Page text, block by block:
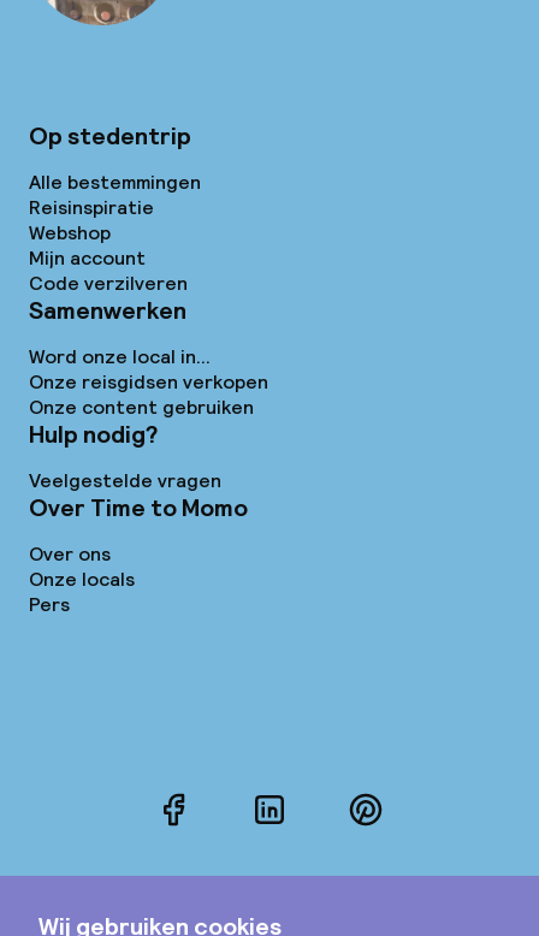
Op stedentrip
Alle bestemmingen
Reisinspiratie
Webshop
Mijn account
Code verzilveren
Samenwerken
Word onze local in...
Onze reisgidsen verkopen
Onze content gebruiken
Hulp nodig?
Veelgestelde vragen
Over Time to Momo
Over ons
Onze locals
Pers
FacebookLinkedInPinterest
Instagram